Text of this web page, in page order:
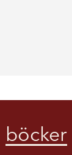
böcker